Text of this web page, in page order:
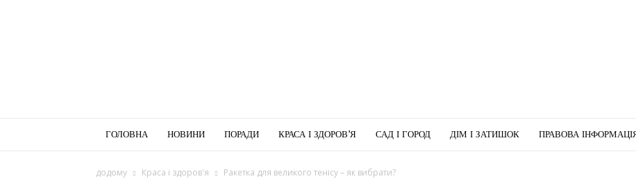
ГОЛОВНА НОВИНИ ПОРАДИ КРАСА І ЗДОРОВ’Я САД І ГОРОД ДІМ І ЗАТИШОК ПРАВОВА
додому Краса і здоров'я Ракетка для великого тенісу – як вибрати?